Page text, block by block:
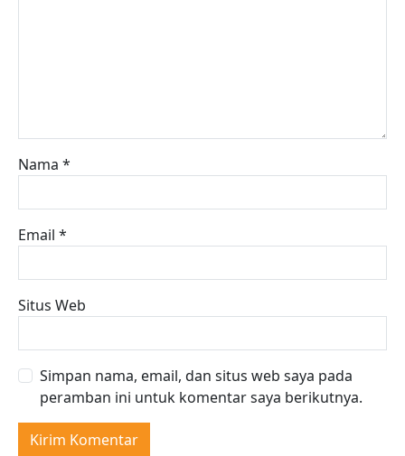
Nama *
Email *
Situs Web
Simpan nama, email, dan situs web saya pada
peramban ini untuk komentar saya berikutnya.